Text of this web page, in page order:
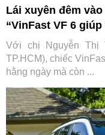
Lái xuyên đêm
“VinFast VF 6
Với chị Nguyễn Thị
TP.HCM), chiếc
hằng ngày mà còn ...